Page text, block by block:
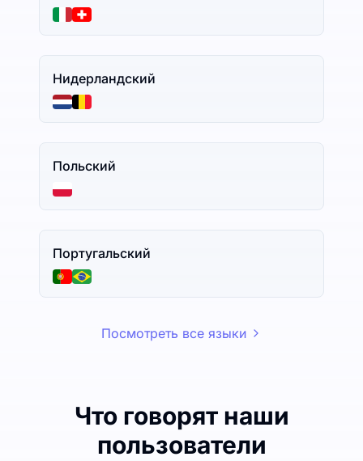
Нидерландский
Польский
Португальский
Посмотреть все языки
Что говорят наши
пользователи